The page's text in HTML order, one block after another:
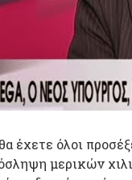
έχετε όλοι
μερικών